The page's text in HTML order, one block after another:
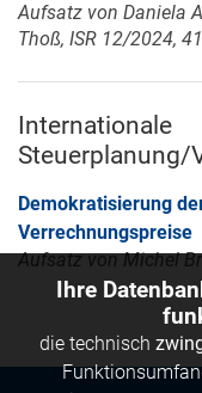
Aufsatz von Daniela
Thoß, ISR 12/2024,
Internationale
Steuerplanung/
Demokratisierung
Verrechnungspreise
Aufsatz von Michel
Ihre
die technisch